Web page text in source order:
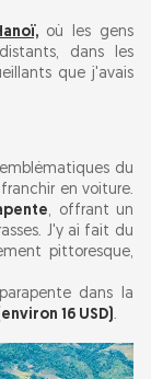
où les gens
dans les
que j'avais
du
en voiture.
, offrant un
J'y ai fait du
pittoresque,
dans la
16 USD).